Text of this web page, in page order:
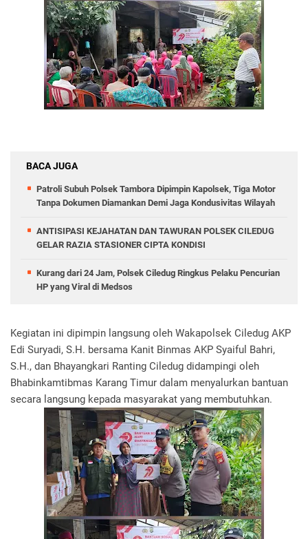
BACA JUGA
Patroli Subuh Polsek Tambora Dipimpin Kapolsek, Tiga Motor
Tanpa Dokumen Diamankan Demi Jaga Kondusivitas Wilayah
ANTISIPASI KEJAHATAN DAN TAWURAN POLSEK CILEDUG
GELAR RAZIA STASIONER CIPTA KONDISI
Kurang dari 24 Jam, Polsek Ciledug Ringkus Pelaku Pencurian
HP yang Viral di Medsos
Kegiatan ini dipimpin langsung oleh Wakapolsek Ciledug AKP
Edi Suryadi, S.H. bersama Kanit Binmas AKP Syaiful Bahri,
S.H., dan Bhayangkari Ranting Ciledug didampingi oleh
Bhabinkamtibmas Karang Timur dalam menyalurkan bantuan
secara langsung kepada masyarakat yang membutuhkan.